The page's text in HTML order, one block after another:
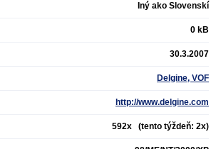
Iný ako Slovenskí
0 kB
30.3.2007
Delgine, VOF
http://www.delgine.com
592x (tento týždeň: 2x)